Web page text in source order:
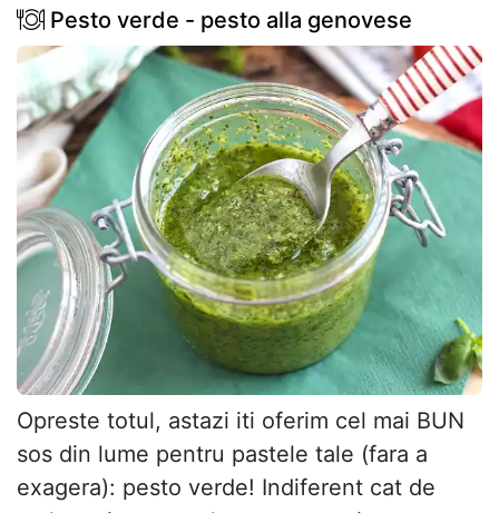
Pesto verde - pesto alla genovese
Opreste totul, astazi iti oferim cel mai BUN
sos din lume pentru pastele tale (fara a
exagera): pesto verde! Indiferent cat de